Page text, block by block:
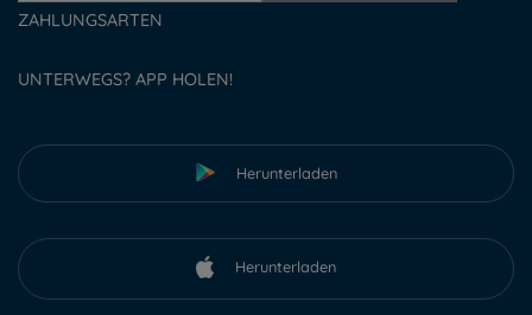
ZAHLUNGSARTEN
UNTERWEGS? APP HOLEN!
Herunterladen
Herunterladen